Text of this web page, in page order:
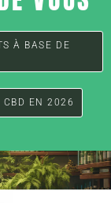
À BASE DE
CBD EN 2026